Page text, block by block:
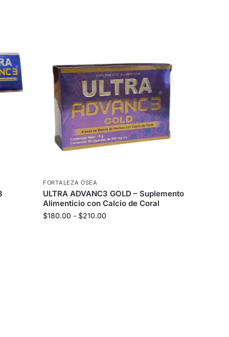
FORTALEZA ÓSEA
ULTRA ADVANC3 GOLD – Suplemento
Alimenticio con Calcio de Coral
$180.00 - $210.00